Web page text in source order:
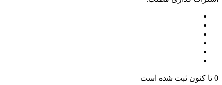
0 تا کنون ثبت شده است